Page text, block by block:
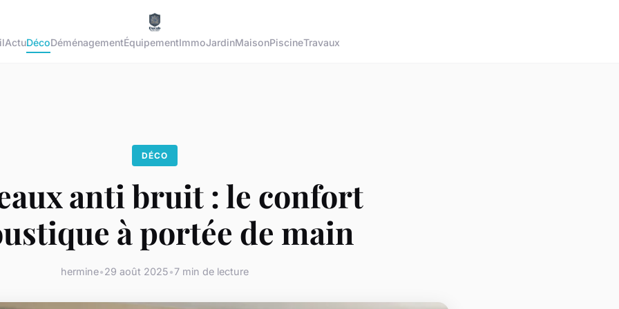
ActuDécoDéménagementÉquipementImmoJardinMaisonPiscineTravaux
DÉCO
anti bruit : le confort
à portée de main
hermine•29 août 2025•7 min de lecture